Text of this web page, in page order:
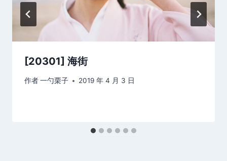
[20301] 海街
作者一勺栗子 2019 年 4 月 3 日